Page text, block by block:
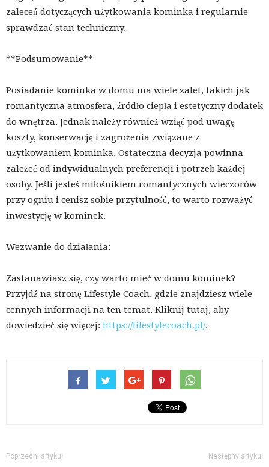
zaleceń dotyczących użytkowania kominka i regularnie
sprawdzać stan techniczny.
**Podsumowanie**
Posiadanie kominka w domu ma wiele zalet, takich jak
romantyczna atmosfera, źródło ciepła i estetyczny dodatek
do wnętrza. Jednak należy również wziąć pod uwagę
koszty, konserwację i zagrożenia związane z
użytkowaniem kominka. Ostateczna decyzja powinna
zależeć od indywidualnych preferencji i potrzeb każdej
osoby. Jeśli jesteś miłośnikiem romantycznych wieczorów
przy ogniu i cenisz sobie przytulność, to warto rozważyć
inwestycję w kominek.
Wezwanie do działania:
Zastanawiasz się, czy warto mieć w domu kominek?
Przyjdź na stronę Lifestyle Coach, gdzie znajdziesz wiele
cennych informacji na ten temat. Kliknij tutaj, aby
dowiedzieć się więcej: https://lifestylecoach.pl/.
Poprzedni artykuł Następny artykuł